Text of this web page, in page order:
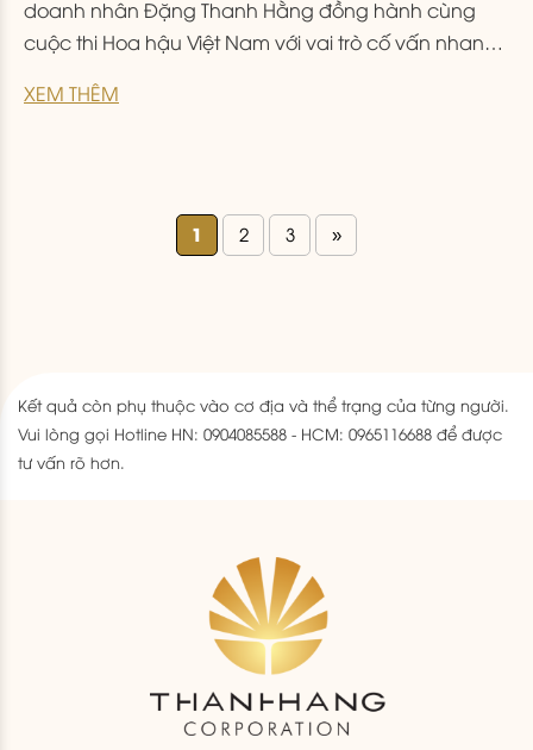
doanh nhân Đặng Thanh Hằng đồng hành cùng
cuộc thi Hoa hậu Việt Nam với vai trò cố vấn nhan
– Hoa hậu Việt Nam bước sang lần tổ chức thứ 15.
XEM THÊM
1 2 3 »
Kết quả còn phụ thuộc vào cơ địa và thể trạng của từng người.
Vui lòng gọi Hotline HN: 0904085588 - HCM: 0965116688 để được
tư vấn rõ hơn.